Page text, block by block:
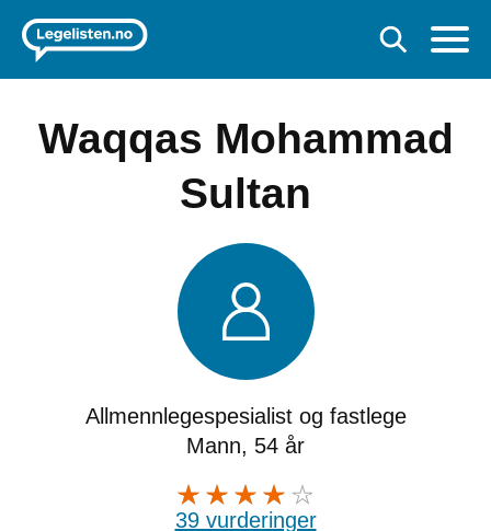
Waqqas Mohammad
Sultan
Allmennlegespesialist og fastlege
Mann, 54 år
39 vurderinger